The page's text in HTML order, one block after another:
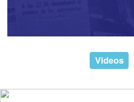
Videos